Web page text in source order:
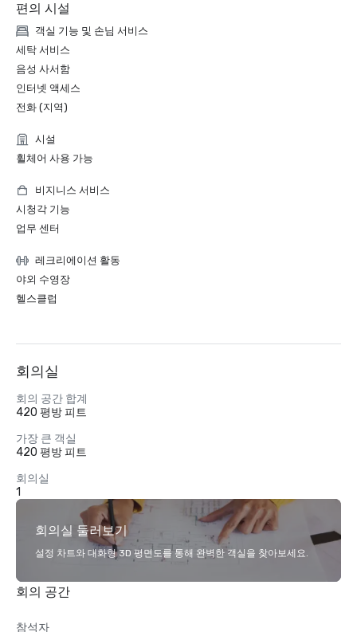
편의 시설
객실 기능 및 손님 서비스
세탁 서비스
음성 사서함
인터넷 액세스
전화 (지역)
시설
휠체어 사용 가능
비지니스 서비스
시청각 기능
업무 센터
레크리에이션 활동
야외 수영장
헬스클럽
회의실
회의 공간 합계
420 평방 피트
가장 큰 객실
420 평방 피트
회의실
1
회의실 둘러보기
설정 차트와 대화형 3D 평면도를 통해 완벽한 객실을 찾아보세요.
회의 공간
참석자